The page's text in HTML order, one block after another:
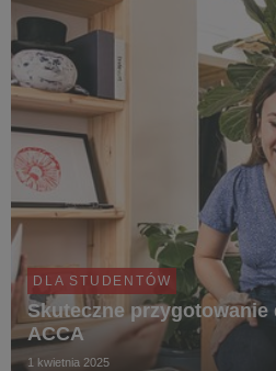
DLA STUDENTÓW
Skuteczne przygotowanie
ACCA
1 kwietnia 2025